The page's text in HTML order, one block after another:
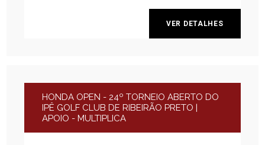
VER DETALHES
HONDA OPEN - 24º TORNEIO ABERTO DO
IPÊ GOLF CLUB DE RIBEIRÃO PRETO |
APOIO - MULTIPLICA